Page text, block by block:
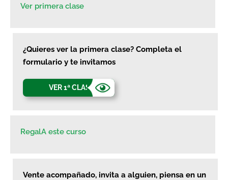
Ver primera clase
¿Quieres ver la primera clase? Completa el
formulario y te invitamos
VER 1ª CLASE
RegalA este curso
Vente acompañado, invita a alguien, piensa en un